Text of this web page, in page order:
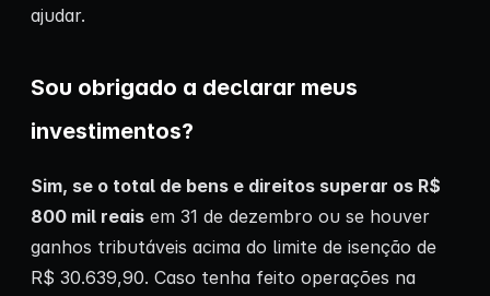
ajudar.
Sou obrigado a declarar meus
investimentos?
Sim, se o total de bens e direitos superar os R$
800 mil reais em 31 de dezembro ou se houver
ganhos tributáveis acima do limite de isenção de
R$ 30.639,90. Caso tenha feito operações na